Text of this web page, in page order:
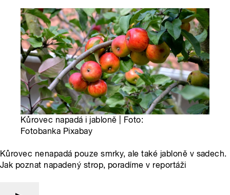
Kůrovec napadá i jabloně | Foto:
Fotobanka Pixabay
Kůrovec nenapadá pouze smrky, ale také jabloně v sadech.
Jak poznat napadený strop, poradíme v reportáži